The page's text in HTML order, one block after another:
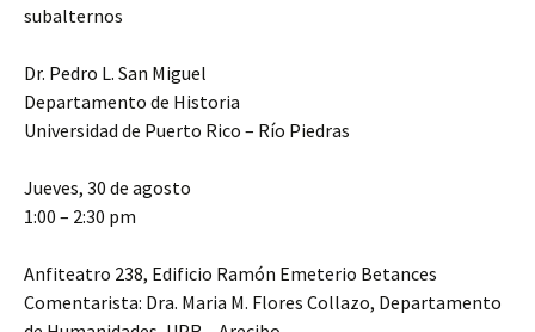
subalternos
Dr. Pedro L. San Miguel
Departamento de Historia
Universidad de Puerto Rico – Río Piedras
Jueves, 30 de agosto
1:00 – 2:30 pm
Anfiteatro 238, Edificio Ramón Emeterio Betances
Comentarista: Dra. Maria M. Flores Collazo, Departamento